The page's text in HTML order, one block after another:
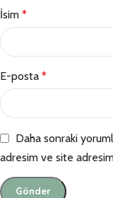
İsim *
E-posta *
Daha sonraki
adresim ve site